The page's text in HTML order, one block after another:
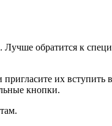
Лучше обратится к
их
кнопки.